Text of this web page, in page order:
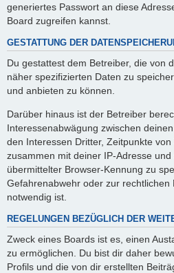
generiertes Passwort an diese
Board zugreifen kannst.
GESTATTUNG DER
Du gestattest dem Betreiber, die von
näher spezifizierten Daten zu
und anbieten zu können.
Darüber hinaus ist der Betreiber
Interessenabwägung zwischen
den Interessen Dritter, Zeitpunkte
zusammen mit deiner IP-Adresse
übermittelter Browser-Kennung zu
Gefahrenabwehr oder zur rechtlichen
notwendig ist.
REGELUNGEN BEZÜGLICH DER
Zweck eines Boards ist es, einen
zu ermöglichen. Du bist dir daher
Profils und die von dir erstellten